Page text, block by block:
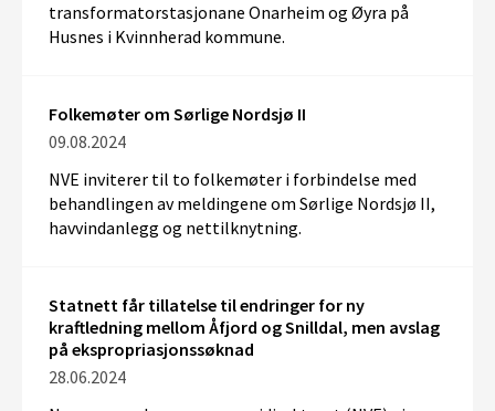
transformatorstasjonane Onarheim og Øyra på
Husnes i Kvinnherad kommune.
Folkemøter om Sørlige Nordsjø II
09.08.2024
NVE inviterer til to folkemøter i forbindelse med
behandlingen av meldingene om Sørlige Nordsjø II,
havvindanlegg og nettilknytning.
Statnett får tillatelse til endringer for ny
kraftledning mellom Åfjord og Snilldal, men avslag
på ekspropriasjonssøknad
28.06.2024